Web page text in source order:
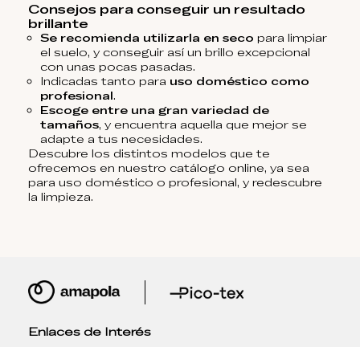
Consejos para conseguir un resultado
brillante
Se recomienda utilizarla en seco para limpiar
el suelo, y conseguir así un brillo excepcional
con unas pocas pasadas.
Indicadas tanto para uso doméstico como
profesional.
Escoge entre una gran variedad de
tamaños, y encuentra aquella que mejor se
adapte a tus necesidades.
Descubre los distintos modelos que te
ofrecemos en nuestro catálogo online, ya sea
para uso doméstico o profesional, y redescubre
la limpieza.
Enlaces de Interés